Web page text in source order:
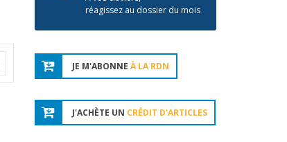
réagissez au dossier du mois
JE M'ABONNE À LA RDN
J'ACHÈTE UN CRÉDIT D'ARTICLES